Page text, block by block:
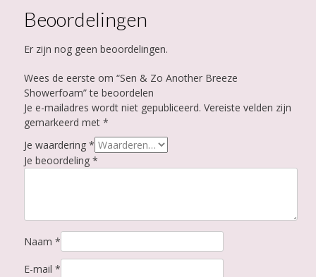
Beoordelingen
Er zijn nog geen beoordelingen.
Wees de eerste om “Sen & Zo Another Breeze
Showerfoam” te beoordelen
Je e-mailadres wordt niet gepubliceerd. Vereiste velden zijn
gemarkeerd met *
Je waardering *
Je beoordeling *
Naam *
E-mail *